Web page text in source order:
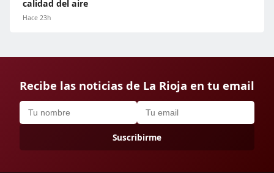
calidad del aire
Hace 23h
Recibe las noticias de La Rioja en tu email
Suscribirme